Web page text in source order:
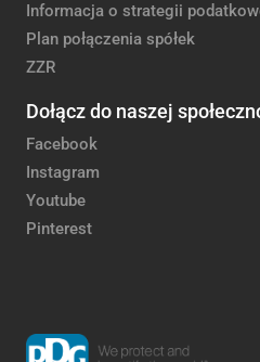
Informacja o strategii
Plan połączenia spółek
ZZR
Dołącz do naszej
Facebook
Instagram
Youtube
Pinterest